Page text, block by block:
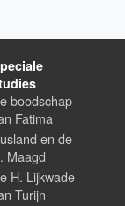
boodschap
Fatima
en de
Maagd
H. Lijkwade
Turijn